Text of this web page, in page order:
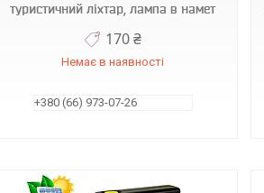
туристичний ліхтар, лампа в намет
170 ₴
Немає в наявності
+380 (66) 973-07-26